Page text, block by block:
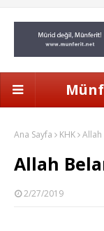
Ana Sayfa KHK Allah
Allah
2/27/2019